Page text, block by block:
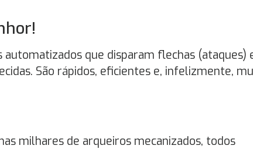
que disparam flechas (ataques)
São rápidos, eficientes e, infelizmente,
milhares de arqueiros mecanizados, todos